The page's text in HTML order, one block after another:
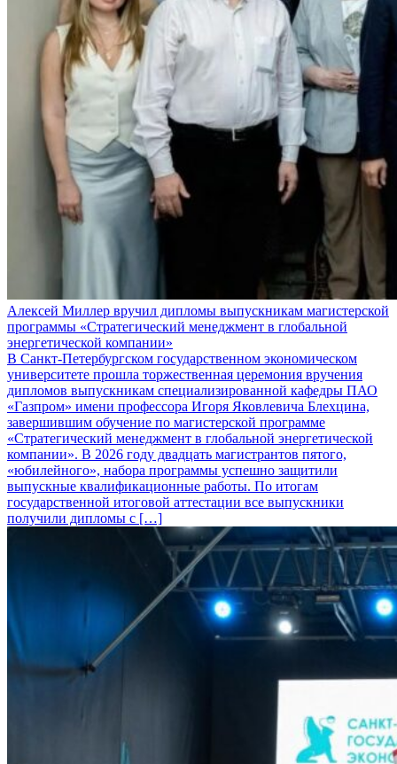
Алексей Миллер вручил дипломы выпускникам магистерской
программы «Стратегический менеджмент в глобальной
энергетической компании»
В Санкт-Петербургском государственном экономическом
университете прошла торжественная церемония вручения
дипломов выпускникам специализированной кафедры ПАО
«Газпром» имени профессора Игоря Яковлевича Блехцина,
завершившим обучение по магистерской программе
«Стратегический менеджмент в глобальной энергетической
компании». В 2026 году двадцать магистрантов пятого,
«юбилейного», набора программы успешно защитили
выпускные квалификационные работы. По итогам
государственной итоговой аттестации все выпускники
получили дипломы с […]